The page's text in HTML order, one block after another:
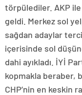
törpülediler. AKP
geldi. Merkez sol
sağdan adaylar
içerisinde sol
dahi ayıkladı. İYİ
kopmakla beraber,
CHP’nin en keskin